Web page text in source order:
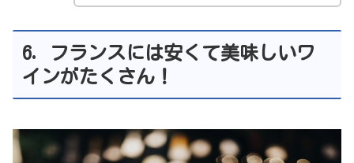
6. フランスには安くて美味しいワ
インがたくさん！